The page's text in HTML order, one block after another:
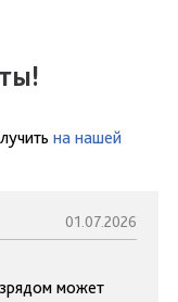
на нашей
01.07.2026
может